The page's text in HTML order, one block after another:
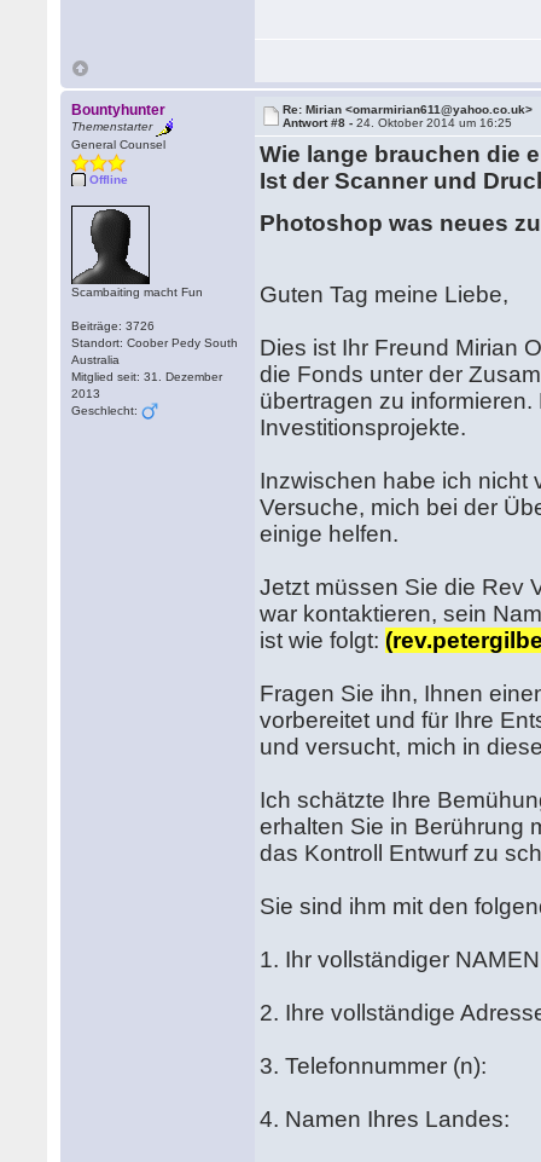
Bountyhunter
Themenstarter
General Counsel
Offline
Scambaiting macht Fun
Beiträge: 3726
Standort: Coober Pedy South
Australia
Mitglied seit: 31. Dezember
2013
Geschlecht:
Re: Mirian <omarmirian611@yahoo.co.uk>
Antwort #8 -24. Oktober 2014 um 16:25
Wie lange brauchen die
Ist der Scanner und
Photoshop was neues
Guten Tag meine Liebe,
Dies ist Ihr Freund Mirian
die Fonds unter der
übertragen zu
Investitionsprojekte.
Inzwischen habe ich nicht
Versuche, mich bei der
einige helfen.
Jetzt müssen Sie die Rev
war kontaktieren, sein
ist wie folgt:
Fragen Sie ihn, Ihnen
vorbereitet und für Ihre
und versucht, mich in
Ich schätzte Ihre
erhalten Sie in Berührung
das Kontroll Entwurf zu
Sie sind ihm mit den
1. Ihr vollständiger
2. Ihre vollständige
3. Telefonnummer (n):
4. Namen Ihres Landes: